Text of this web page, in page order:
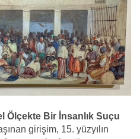
Ölçekte Bir İnsanlık Suçu
girişim, 15. yüzyılın